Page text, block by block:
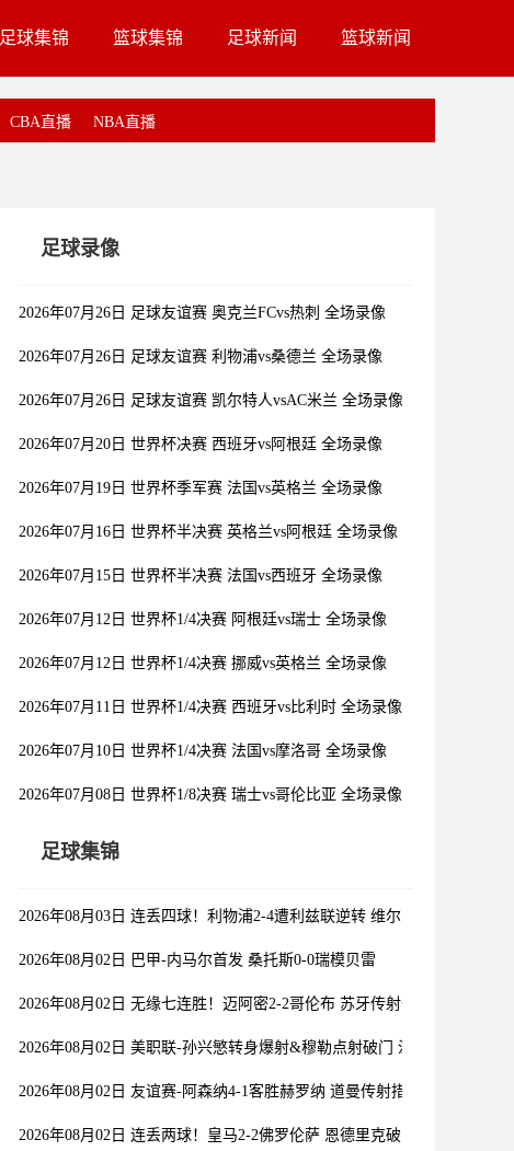
足球集锦 篮球集锦 足球新闻 篮球新闻
CBA直播 NBA直播
足球录像
2026年07月26日 足球友谊赛 奥克兰FCvs热刺 全场录像
2026年07月26日 足球友谊赛 利物浦vs桑德兰 全场录像
2026年07月26日 足球友谊赛 凯尔特人vsAC米兰 全场录像
2026年07月20日 世界杯决赛 西班牙vs阿根廷 全场录像
2026年07月19日 世界杯季军赛 法国vs英格兰 全场录像
2026年07月16日 世界杯半决赛 英格兰vs阿根廷 全场录像
2026年07月15日 世界杯半决赛 法国vs西班牙 全场录像
2026年07月12日 世界杯1/4决赛 阿根廷vs瑞士 全场录像
2026年07月12日 世界杯1/4决赛 挪威vs英格兰 全场录像
2026年07月11日 世界杯1/4决赛 西班牙vs比利时 全场录像
2026年07月10日 世界杯1/4决赛 法国vs摩洛哥 全场录像
2026年07月08日 世界杯1/8决赛 瑞士vs哥伦比亚 全场录像
足球集锦
2026年08月03日 连丢四球！利物浦2-4遭利兹联逆转 维尔茨钱伯斯破门凯
2026年08月02日 巴甲-内马尔首发 桑托斯0-0瑞模贝雷
2026年08月02日 无缘七连胜！迈阿密2-2哥伦布 苏牙传射卡塞米罗乌龙梅
2026年08月02日 美职联-孙兴慜转身爆射&穆勒点射破门 温哥华白浪1-1洛
2026年08月02日 友谊赛-阿森纳4-1客胜赫罗纳 道曼传射措利斯破门热苏
2026年08月02日 连丢两球！皇马2-2佛罗伦萨 恩德里克破门 18岁小将西